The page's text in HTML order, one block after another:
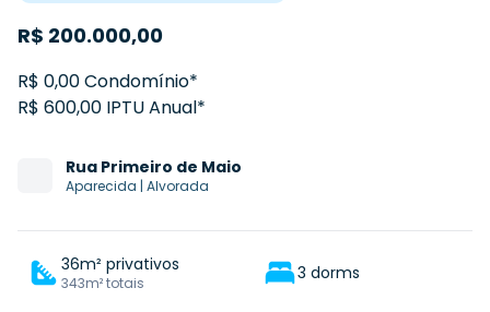
R$ 200.000,00
R$ 0,00 Condomínio*
R$ 600,00 IPTU Anual*
Rua Primeiro de Maio
Aparecida | Alvorada
36m² privativos
343m² totais 3 dorms